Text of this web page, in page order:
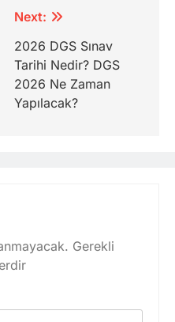
Next:
2026 DGS Sınav
Tarihi Nedir? DGS
2026 Ne Zaman
Yapılacak?
Gerekli